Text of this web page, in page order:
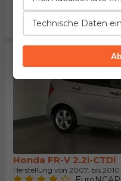
Kofferraum
4%
kleiner
Honda FR-V 2.2i-CTDi
Herstellung von 2007. bis 2010.
Technische Daten